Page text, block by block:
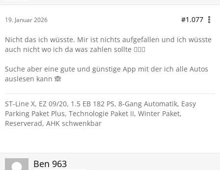
19. Januar 2026 #1.077
Nicht das ich wüsste. Mir ist nichts aufgefallen und ich wüsste
auch nicht wo ich da was zahlen sollte 🤷🏻‍♂️
Suche aber eine gute und günstige App mit der ich alle Autos
auslesen kann 🙈
ST-Line X, EZ 09/20, 1.5 EB 182 PS, 8-Gang Automatik, Easy
Parking Paket Plus, Technologie Paket II, Winter Paket,
Reserverad, AHK schwenkbar
Ben 963